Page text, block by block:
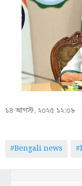
১৪ আগস্ট, ২০২৫ ১২:০৮
#Bengali news